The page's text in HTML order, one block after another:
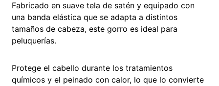
Fabricado en suave tela de satén y equipado con
una banda elástica que se adapta a distintos
tamaños de cabeza, este gorro es ideal para
peluquerías.
Protege el cabello durante los tratamientos
químicos y el peinado con calor, lo que lo convierte